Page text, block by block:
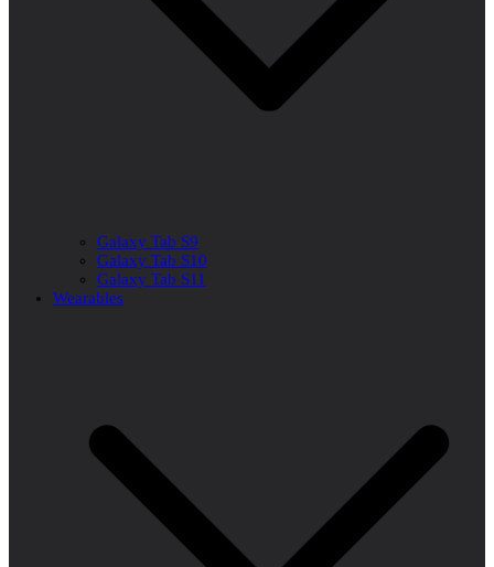
Galaxy Tab S9
Galaxy Tab S10
Galaxy Tab S11
Wearables